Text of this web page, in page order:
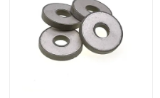
À propos de nous